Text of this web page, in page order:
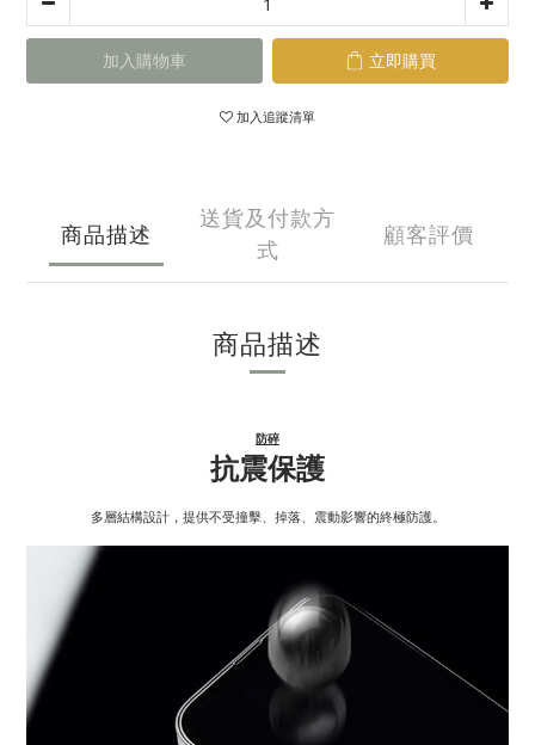
加入購物車 立即購買
加入追蹤清單
商品描述
送貨及付款方
式
顧客評價
商品描述
防碎
抗震保護
多層結構設計，提供不受撞擊、掉落、震動影響的終極防護。